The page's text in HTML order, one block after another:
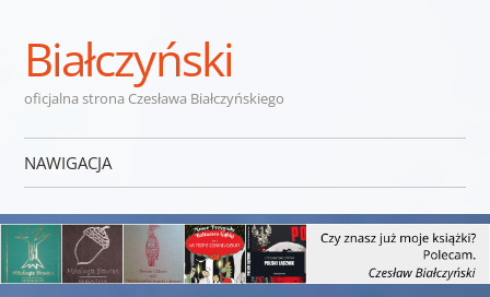
Białczyński
oficjalna strona Czesława Białczyńskiego
NAWIGACJA